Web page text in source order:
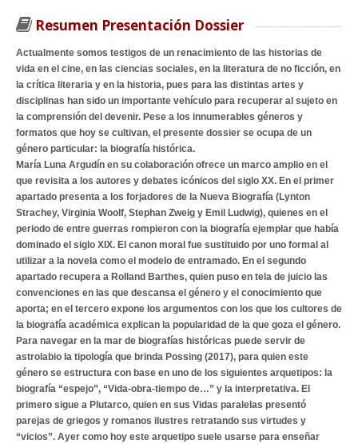
Resumen Presentación Dossier
Actualmente somos testigos de un renacimiento de las historias de
vida en el cine, en las ciencias sociales, en la literatura de no ficción, en
la crítica literaria y en la historia, pues para las distintas artes y
disciplinas han sido un importante vehículo para recuperar al sujeto en
la comprensión del devenir. Pese a los innumerables géneros y
formatos que hoy se cultivan, el presente dossier se ocupa de un
género particular: la biografía histórica.
María Luna Argudín en su colaboración ofrece un marco amplio en el
que revisita a los autores y debates icónicos del siglo XX. En el primer
apartado presenta a los forjadores de la Nueva Biografía (Lynton
Strachey, Virginia Woolf, Stephan Zweig y Emil Ludwig), quienes en el
periodo de entre guerras rompieron con la biografía ejemplar que había
dominado el siglo XIX. El canon moral fue sustituido por uno formal al
utilizar a la novela como el modelo de entramado. En el segundo
apartado recupera a Rolland Barthes, quien puso en tela de juicio las
convenciones en las que descansa el género y el conocimiento que
aporta; en el tercero expone los argumentos con los que los cultores de
la biografía académica explican la popularidad de la que goza el género.
Para navegar en la mar de biografías históricas puede servir de
astrolabio la tipología que brinda Possing (2017), para quien este
género se estructura con base en uno de los siguientes arquetipos: la
biografía “espejo”, “Vida-obra-tiempo de…” y la interpretativa. El
primero sigue a Plutarco, quien en sus Vidas paralelas presentó
parejas de griegos y romanos ilustres retratando sus virtudes y
“vicios”. Ayer como hoy este arquetipo suele usarse para enseñar